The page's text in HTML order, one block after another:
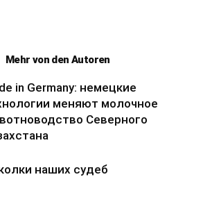
Mehr von den Autoren
in Germany: немецкие
меняют молочное
Северного
наших судеб